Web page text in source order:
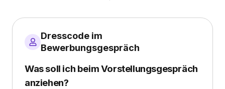
Dresscode im
Bewerbungsgespräch
Was soll ich beim Vorstellungsgespräch
anziehen?